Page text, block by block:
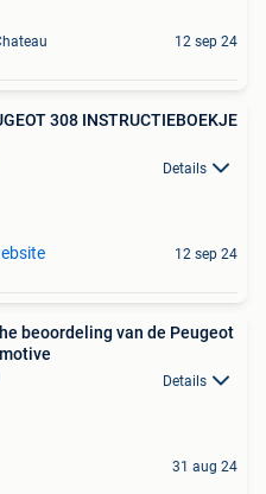
12 sep 24
308 INSTRUCTIEBOEKJE
Details
12 sep 24
beoordeling van de Peugeot
Details
31 aug 24